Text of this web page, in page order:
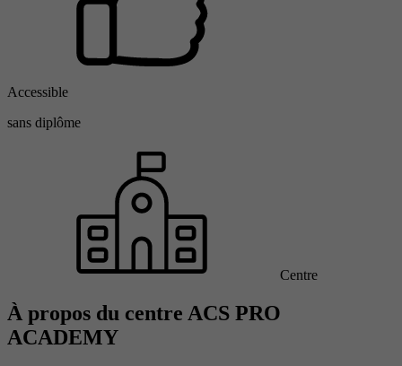
Accessible
sans diplôme
Centre
À propos du centre ACS PRO
ACADEMY